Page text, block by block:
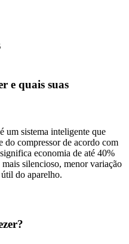
e quais suas
um sistema inteligente que
do compressor de acordo com
economia de até 40%
silencioso, menor variação
do aparelho.